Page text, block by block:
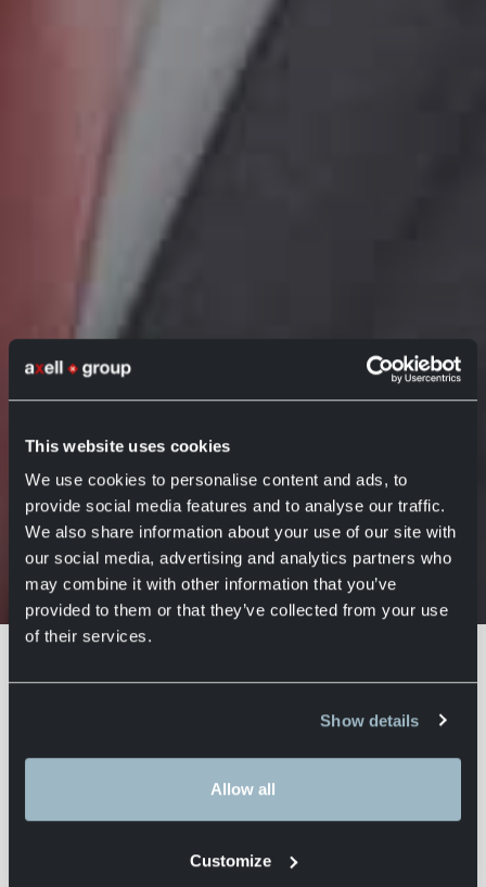
This website uses cookies
We use cookies to personalise content and ads, to
provide social media features and to analyse our traffic.
We also share information about your use of our site with
our social media, advertising and analytics partners who
may combine it with other information that you’ve
provided to them or that they’ve collected from your use
of their services.
Show details
Allow all
Customize
Aanstelling CEO Ad
Axell Group Axell Logistics 30 mei 2023
HomeActueelAanstelling CEO Ad Wijnhoven
Ad Wijnhoven aangesteld als CEO van
Ad Wijnhoven heeft ruim 25 jaar internationale
bekleed bij gerenommeerde organisaties zoals
The Brinks Company, Iron Mountain, DHL,
bewezen staat van dienst als verbindend en